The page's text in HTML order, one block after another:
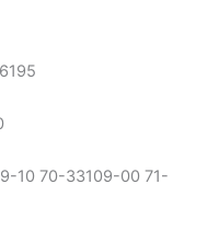
10 70-33109-00 71-